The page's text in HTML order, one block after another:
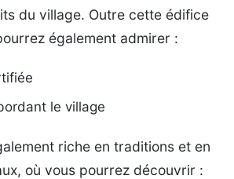
du village. Outre cette édifice
également admirer :
le village
riche en traditions et en
où vous pourrez découvrir :